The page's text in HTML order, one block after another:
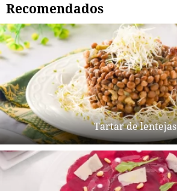
Recomendados
Tartar de lentejas